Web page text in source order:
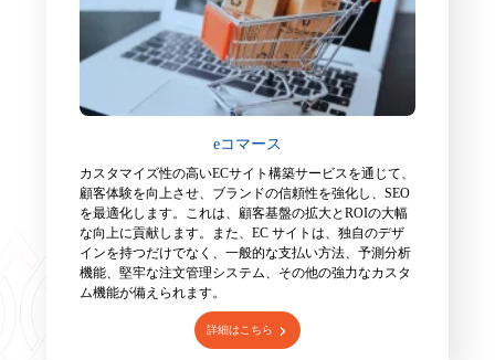
eコマース
カスタマイズ性の高いECサイト構築サービスを通じて、
顧客体験を向上させ、ブランドの信頼性を強化し、SEO
を最適化します。これは、顧客基盤の拡大とROIの大幅
な向上に貢献します。また、EC サイトは、独自のデザ
インを持つだけでなく、一般的な支払い方法、予測分析
機能、堅牢な注文管理システム、その他の強力なカスタ
ム機能が備えられます。
詳細はこちら